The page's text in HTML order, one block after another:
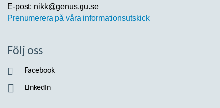
E-post: nikk@genus.gu.se
Prenumerera på våra informationsutskick
Följ oss
Facebook
LinkedIn